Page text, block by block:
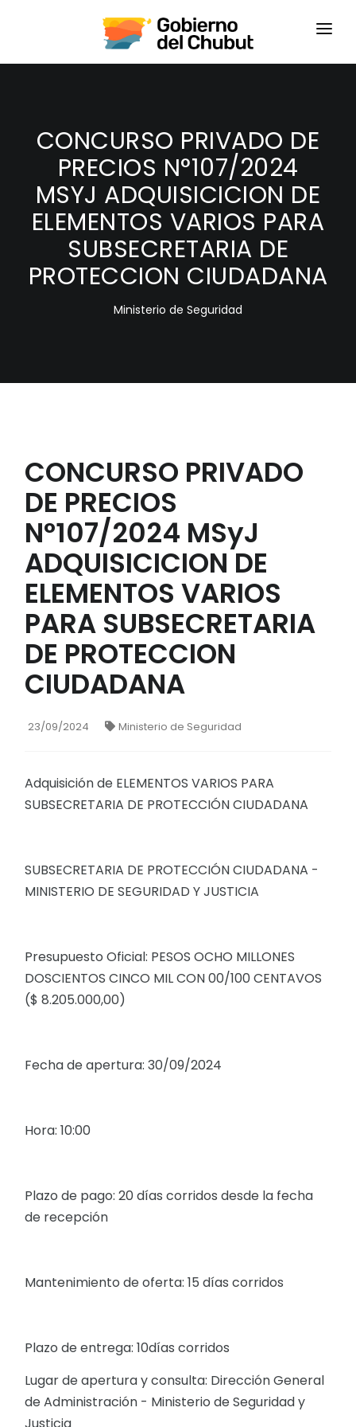
HOME
CONCURSO PRIVADO DE
PRECIOS N°107/2024
MSYJ ADQUISICICION DE
ELEMENTOS VARIOS PARA
SUBSECRETARIA DE
PROTECCION CIUDADANA
Ministerio de Seguridad
CONCURSO PRIVADO
DE PRECIOS
N°107/2024 MSyJ
ADQUISICICION DE
ELEMENTOS VARIOS
PARA SUBSECRETARIA
DE PROTECCION
CIUDADANA
23/09/2024 Ministerio de Seguridad
Adquisición de ELEMENTOS VARIOS PARA
SUBSECRETARIA DE PROTECCIÓN CIUDADANA
SUBSECRETARIA DE PROTECCIÓN CIUDADANA -
MINISTERIO DE SEGURIDAD Y JUSTICIA
Presupuesto Oficial: PESOS OCHO MILLONES
DOSCIENTOS CINCO MIL CON 00/100 CENTAVOS
($ 8.205.000,00)
Fecha de apertura: 30/09/2024
Hora: 10:00
Plazo de pago: 20 días corridos desde la fecha
de recepción
Mantenimiento de oferta: 15 días corridos
Plazo de entrega: 10días corridos
Lugar de apertura y consulta: Dirección General
de Administración - Ministerio de Seguridad y